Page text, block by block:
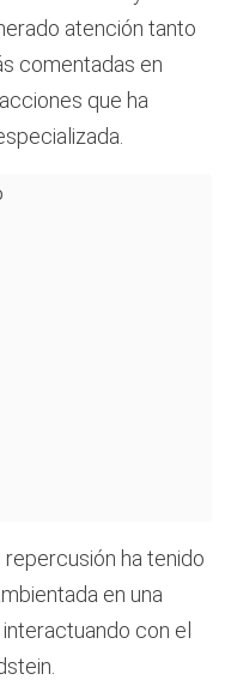
atención tanto
comentadas en
que ha
ha tenido
en una
con el